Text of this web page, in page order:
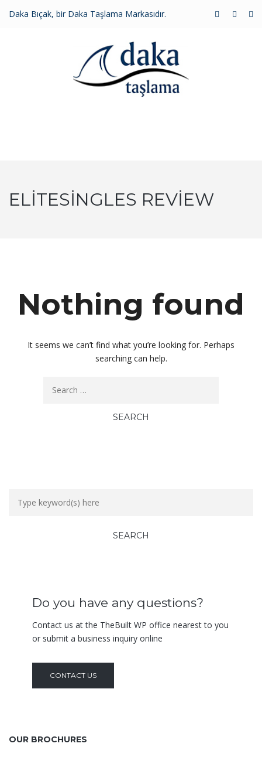
Daka Bıçak, bir Daka Taşlama Markasıdır.
ELITESINGLES REVIEW
Nothing found
It seems we can’t find what you’re looking for. Perhaps
searching can help.
Do you have any questions?
Contact us at the TheBuilt WP office nearest to you
or submit a business inquiry online
CONTACT US
OUR BROCHURES